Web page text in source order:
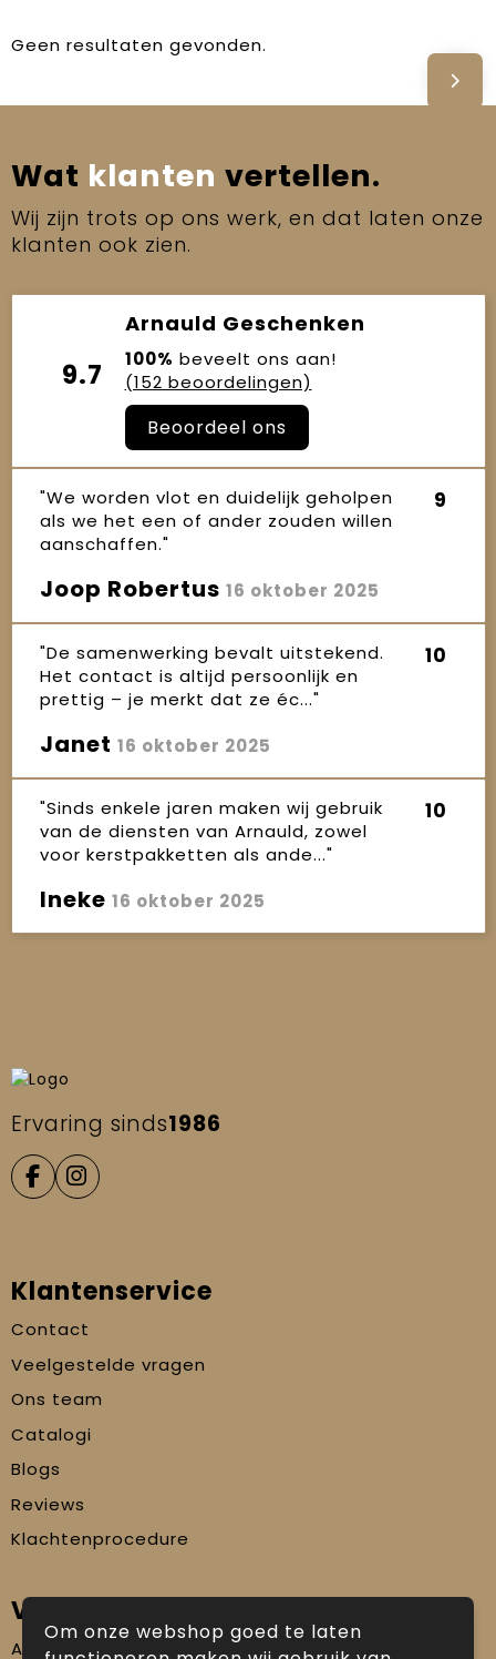
Geen resultaten gevonden.
Wat klanten vertellen.
Wij zijn trots op ons werk, en dat laten onze
klanten ook zien.
9.7
Arnauld Geschenken
100% beveelt ons aan!
(152 beoordelingen)
Beoordeel ons
"We worden vlot en duidelijk geholpen
als we het een of ander zouden willen
aanschaffen."
9
Joop Robertus 16 oktober 2025
"De samenwerking bevalt uitstekend.
Het contact is altijd persoonlijk en
prettig – je merkt dat ze éc..."
10
Janet 16 oktober 2025
"Sinds enkele jaren maken wij gebruik
van de diensten van Arnauld, zowel
voor kerstpakketten als ande..."
10
Ineke 16 oktober 2025
Ervaring sinds1986
Klantenservice
Contact
Veelgestelde vragen
Ons team
Catalogi
Blogs
Reviews
Klachtenprocedure
Veilig winkelen
Algemene voorwaarden
Om onze webshop goed te laten